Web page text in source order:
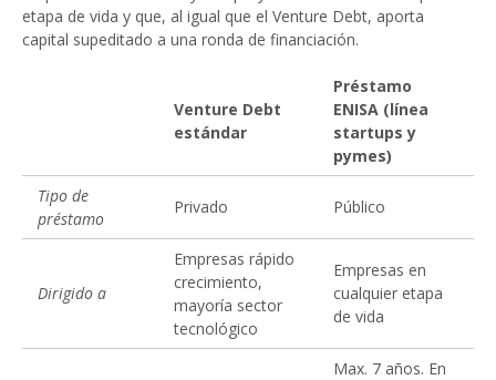
etapa de vida y que, al igual que el Venture Debt, aporta
capital supeditado a una ronda de financiación.
Venture Debt
estándar
Préstamo
ENISA (línea
startups y
pymes)
Tipo de
préstamo
Privado Público
Dirigido a
Empresas rápido
crecimiento,
mayoría sector
tecnológico
Empresas en
cualquier etapa
de vida
Max. 7 años. En